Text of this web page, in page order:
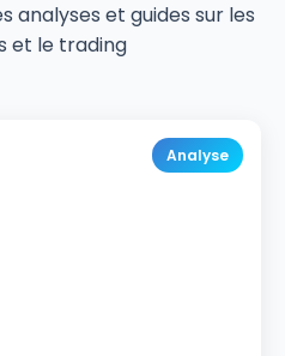
analyses et guides sur les
et le trading
Analyse